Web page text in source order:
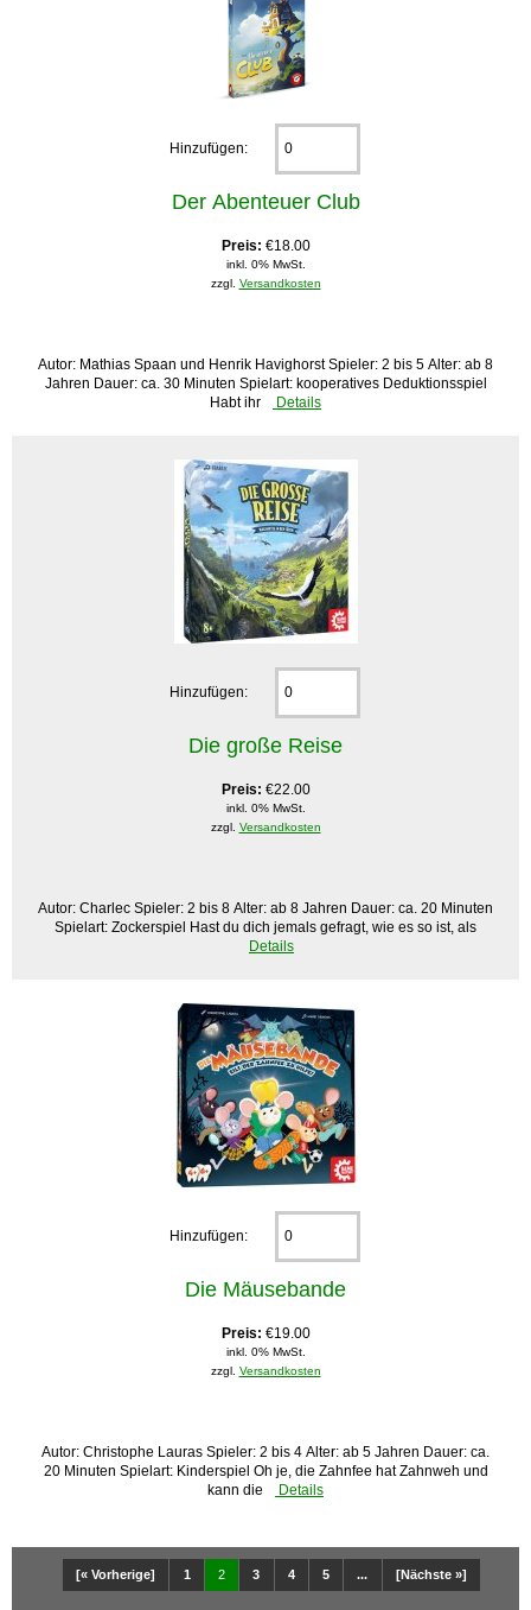
Hinzufügen:
Der Abenteuer Club
Preis: €18.00
inkl. 0% MwSt.
zzgl. Versandkosten
Autor: Mathias Spaan und Henrik Havighorst Spieler: 2 bis 5 Alter: ab 8
Jahren Dauer: ca. 30 Minuten Spielart: kooperatives Deduktionsspiel
Habt ihr
Details
Hinzufügen:
Die große Reise
Preis: €22.00
inkl. 0% MwSt.
zzgl. Versandkosten
Autor: Charlec Spieler: 2 bis 8 Alter: ab 8 Jahren Dauer: ca. 20 Minuten
Spielart: Zockerspiel Hast du dich jemals gefragt, wie es so ist, als
Details
Hinzufügen:
Die Mäusebande
Preis: €19.00
inkl. 0% MwSt.
zzgl. Versandkosten
Autor: Christophe Lauras Spieler: 2 bis 4 Alter: ab 5 Jahren Dauer: ca.
20 Minuten Spielart: Kinderspiel Oh je, die Zahnfee hat Zahnweh und
kann die
Details
[« Vorherige] 1 2 3 4 5 ... [Nächste »]